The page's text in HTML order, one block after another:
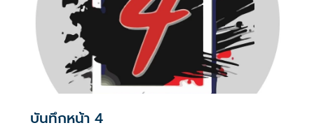
บันทึกหน้า 4